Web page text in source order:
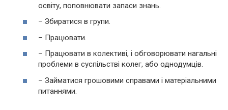
освіту, поповнювати запаси знань.
– Збиратися в групи.
– Працювати.
– Працювати в колективі, і обговорювати нагальні
проблеми в суспільстві колег, або однодумців.
– Займатися грошовими справами і матеріальними
питаннями.